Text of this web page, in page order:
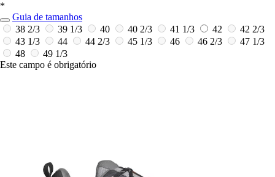
*
Guia de tamanhos
38 2/3
39 1/3 40 40 2/3 41 1/3 42
42 2/3
43 1/3
44 44 2/3 45 1/3 46 46 2/3
47 1/3
48
49 1/3
Este campo é obrigatório